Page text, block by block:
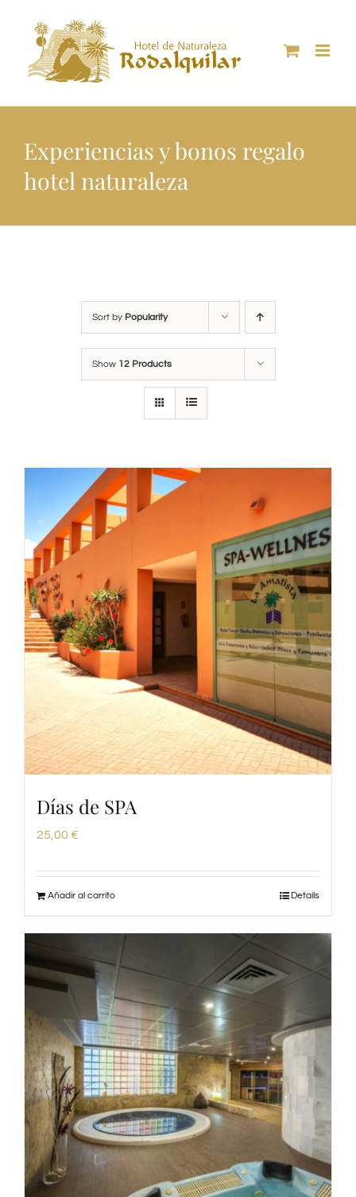
content
Experiencias y bonos regalo
hotel naturaleza
Sort by Popularity
Show 12 Products
Días de SPA
25,00 €
Añadir al carrito Details